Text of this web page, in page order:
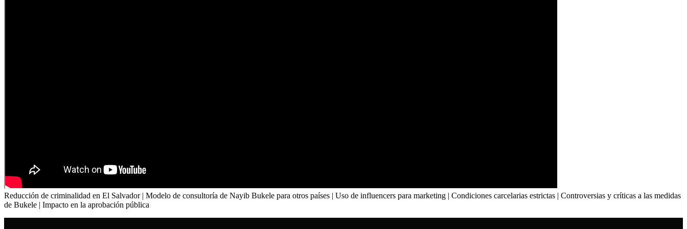
Reducción de criminalidad en El Salvador | Modelo de consultoría de Nayib Bukele para otros países | Uso de influencers para marketing | Condiciones carcelarias estrictas | Controversias y críticas a las medidas
de Bukele | Impacto en la aprobación pública